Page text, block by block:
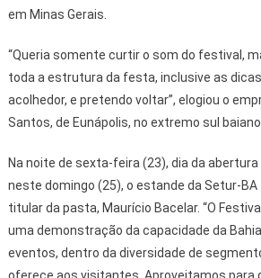
em Minas Gerais.
“Queria somente curtir o som do festival,
toda a estrutura da festa, inclusive as
acolhedor, e pretendo voltar”, elogiou o
Santos, de Eunápolis, no extremo sul baiano.
Na noite de sexta-feira (23), dia da abertura
neste domingo (25), o estande da Setur-
titular da pasta, Maurício Bacelar. “O
uma demonstração da capacidade da
eventos, dentro da diversidade de
oferece aos visitantes. Aproveitamos para